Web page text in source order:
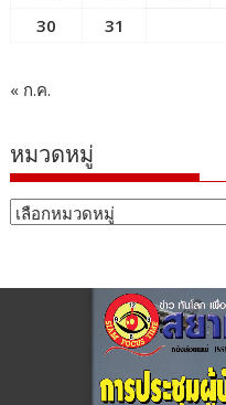
30
31
« ก.ค.
หมวดหมู่
หมวด